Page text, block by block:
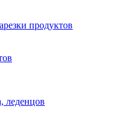
продуктов
леденцов